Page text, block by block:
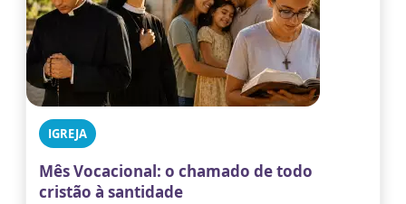
IGREJA
Mês Vocacional: o chamado de todo
cristão à santidade